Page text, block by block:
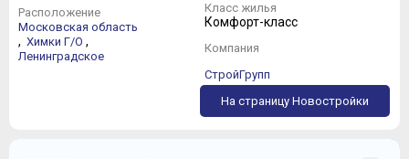
Расположение
Московская область
, Химки Г/О ,
Ленинградское
Класс жилья
Комфорт-класс
Компания
СтройГрупп
На страницу Новостройки